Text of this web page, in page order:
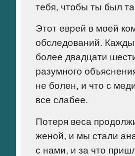
тебя, чтобы ты был
Этот еврей в моей
обследований.
более двадцати
разумного
не болен, и что с
все слабее.
Потеря веса
женой, и мы стали
с нами, и за что